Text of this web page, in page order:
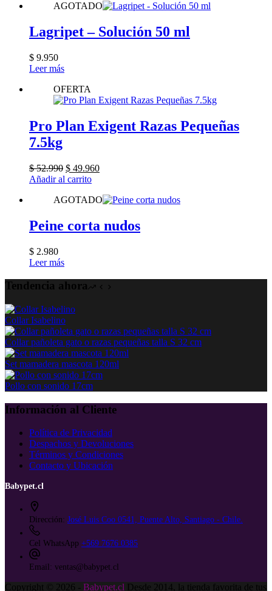
tiene
variantes.
Las
la
de
AGOTADO
Lagripet – Solución 50 ml
$ 9.950
Leer más
OFERTA
Pro Plan Exigent Razas Pequeñas
7.5kg
$52.990 El
precio
era:
$ 49.960El
es:
Añadir al carrito
AGOTADO
Peine corta nudos
$ 2.980
Leer más
Tendencia ahora
Collar Isabelino
Collar pañoleta gato o razas pequeñas talla S 32 cm
Set mamadera mascota 120ml
Pollo con sonido 17cm
Información al Cliente
Política de Privacidad
Despachos y Devoluciones
Términos y Condiciones
Contacto y Ubicación
Babypet.cl
Dirección: José Luis Coo 0541, Puente Alto, Santiago - Chile.
Cel WhatsApp +569 7676 0385
Email: ventas@babypet.cl
Copyright © 2026 - Babypet.cl Desde 2014, la tienda favorita de tus